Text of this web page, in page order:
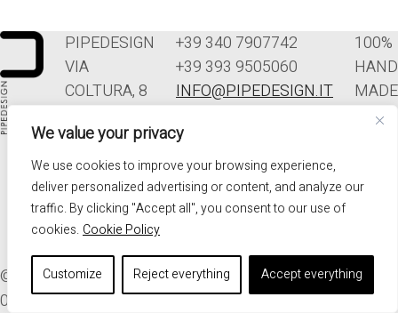
We value your privacy
We use cookies to improve your browsing experience,
deliver personalized advertising or content, and analyze our
traffic. By clicking "Accept all", you consent to our use of
cookies. Cookie Policy
Customize Reject everything Accept everything
PIPEDESIGN
VIA
COLTURA, 8
POLCENIGO
(PN)
ITALIA
+39 340 7907742
+39 393 9505060
INFO@PIPEDESIGN.IT
CONDIZIONI DI
VENDITA
PRIVACY
100%
HAND
MADE
© 2026. ALL RIGHTS RESERVED - PIPEDESIGN | P.I.
01576340937